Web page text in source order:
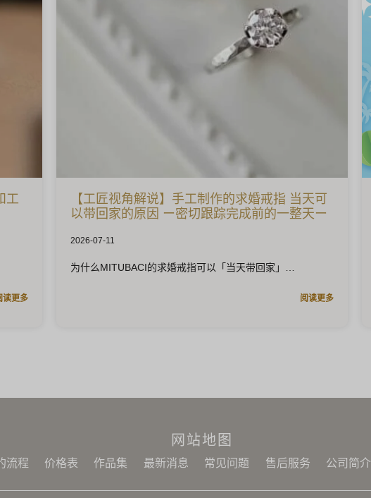
工
读更多
【工匠视角解说】手工制作的求婚戒指 当天可
以带回家的原因 ー密切跟踪完成前的一整天ー
2026-07-11
为什么MITUBACI的求婚戒指可以「当天带回家」
阅读更多
网站地图
流程 价格表 作品集 最新消息 常见问题 售后服务 公司简介